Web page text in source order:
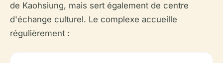
de Kaohsiung, mais sert également de centre
d'échange culturel. Le complexe accueille
régulièrement :